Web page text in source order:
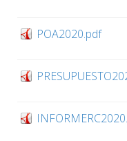
POA2020.pdf